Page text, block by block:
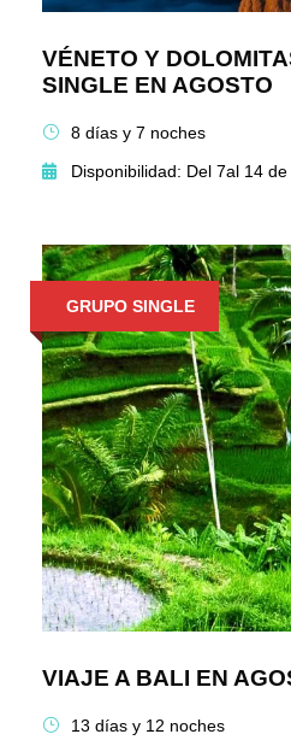
VÉNETO Y
SINGLE EN AGOSTO
8 días y 7 noches
Disponibilidad: Del 7al 14
GRUPO SINGLE
VIAJE A BALI EN
13 días y 12 noches